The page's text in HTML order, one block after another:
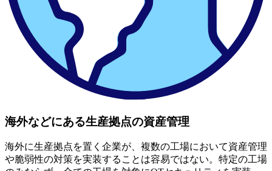
海外などにある生産拠点の資産管理
海外に生産拠点を置く企業が、複数の工場において資産管理
や脆弱性の対策を実装することは容易ではない。特定の工場